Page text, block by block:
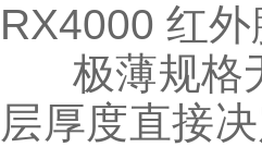
RX4000 红
极薄规格无
层厚度直接